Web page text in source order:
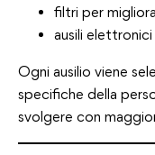
filtri per
ausili
Ogni ausilio viene
specifiche della
svolgere con